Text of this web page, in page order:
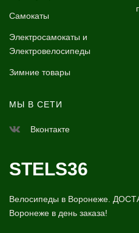
Самокаты
Электросамокаты и
Электровелосипеды
Зимние товары
МЫ В СЕТИ
Вконтакте
STELS36
Велосипеды в Воронеже.
Воронеже в день заказа!